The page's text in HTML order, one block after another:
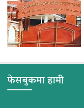
फेसबुकमा हामी